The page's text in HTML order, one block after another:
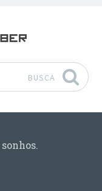
BUSCA